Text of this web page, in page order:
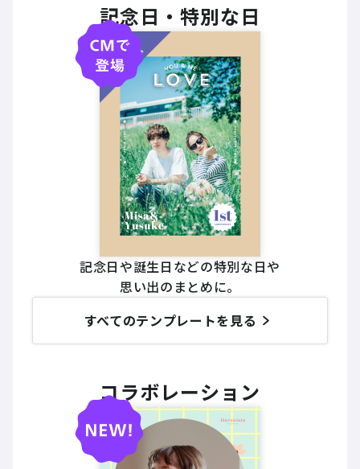
記念日・特別な日
記念日や誕生日などの特別な日や
思い出のまとめに。
すべてのテンプレートを見る
コラボレーション